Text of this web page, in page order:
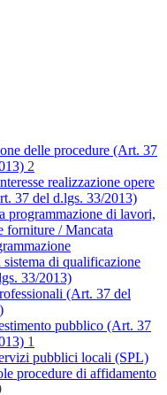
delle procedure (Art. 37
2
realizzazione opere
37 del d.lgs. 33/2013)
programmazione di lavori,
forniture / Mancata
di qualificazione
33/2013)
(Art. 37 del
pubblico (Art. 37
1
pubblici locali (SPL)
procedure di affidamento